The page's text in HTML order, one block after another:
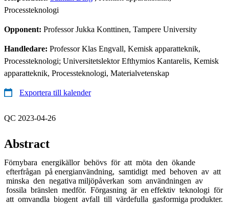
Processteknologi
Opponent: Professor Jukka Konttinen, Tampere University
Handledare: Professor Klas Engvall, Kemisk apparatteknik,
Processteknologi; Universitetslektor Efthymios Kantarelis, Kemisk
apparatteknik, Processteknologi, Materialvetenskap
Exportera till kalender
QC 2023-04-26
Abstract
Förnybara energikällor behövs för att möta den ökande
efterfrågan på energianvändning, samtidigt med behoven av att
minska den negativa miljöpåverkan som användningen av
fossila bränslen medför. Förgasning är en effektiv teknologi för
att omvandla biogent avfall till värdefulla gasformiga produkter.